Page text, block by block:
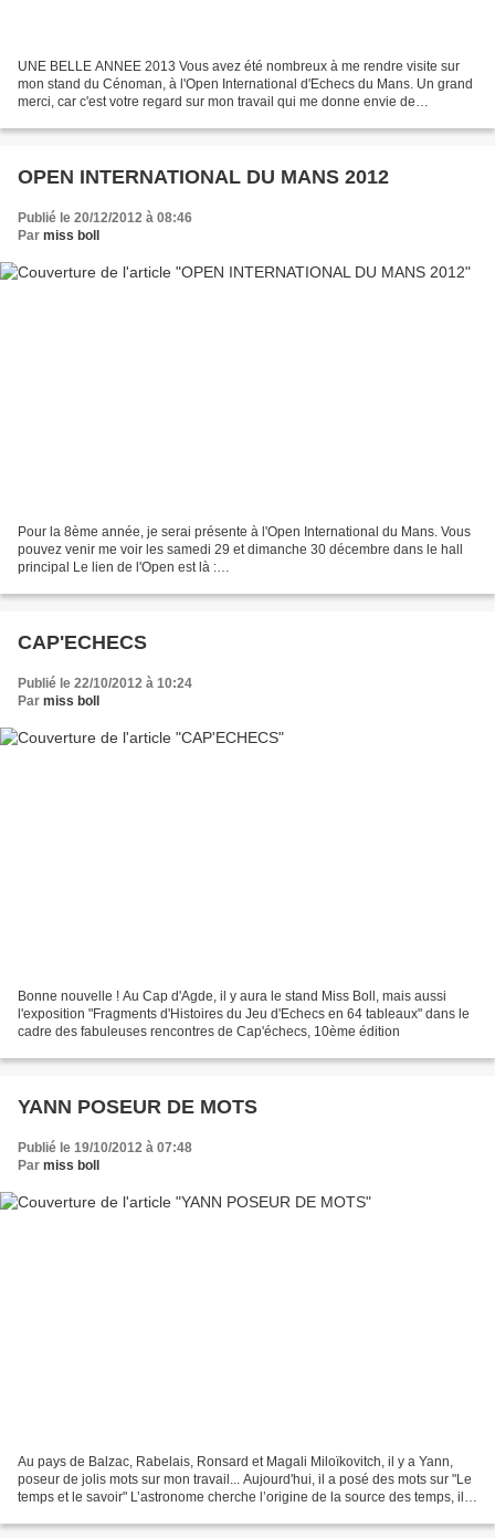
UNE BELLE ANNEE 2013 Vous avez été nombreux à me rendre visite sur
mon stand du Cénoman, à l'Open International d'Echecs du Mans. Un grand
merci, car c'est votre regard sur mon travail qui me donne envie de
OPEN INTERNATIONAL DU MANS 2012
Publié le 20/12/2012 à 08:46
Par miss boll
Pour la 8ème année, je serai présente à l'Open International du Mans. Vous
pouvez venir me voir les samedi 29 et dimanche 30 décembre dans le hall
principal Le lien de l'Open est là :
CAP'ECHECS
Publié le 22/10/2012 à 10:24
Par miss boll
Bonne nouvelle ! Au Cap d'Agde, il y aura le stand Miss Boll, mais aussi
l'exposition "Fragments d'Histoires du Jeu d'Echecs en 64 tableaux" dans le
cadre des fabuleuses rencontres de Cap'échecs, 10ème édition
YANN POSEUR DE MOTS
Publié le 19/10/2012 à 07:48
Par miss boll
Au pays de Balzac, Rabelais, Ronsard et Magali Miloïkovitch, il y a Yann,
poseur de jolis mots sur mon travail... Aujourd'hui, il a posé des mots sur "Le
temps et le savoir" L’astronome cherche l’origine de la source des temps, il